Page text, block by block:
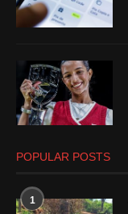
POPULAR POSTS
1